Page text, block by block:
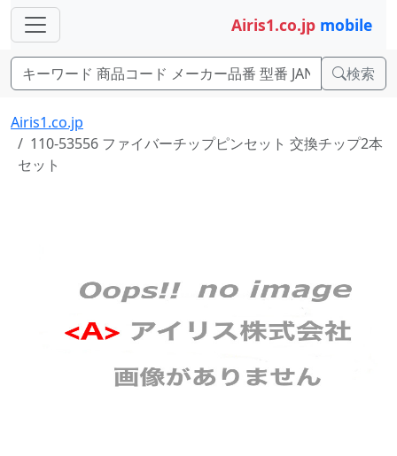
Airis1.co.jp mobile
検索
Airis1.co.jp
110-53556 ファイバーチップピンセット 交換チップ2本
セット